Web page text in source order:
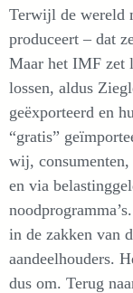
Terwijl de wereld
produceert – dat
Maar het IMF zet
lossen, aldus
geëxporteerd en
“gratis”
wij,
en via
in de zakken van
aandeelhouders.
dus om. Terug